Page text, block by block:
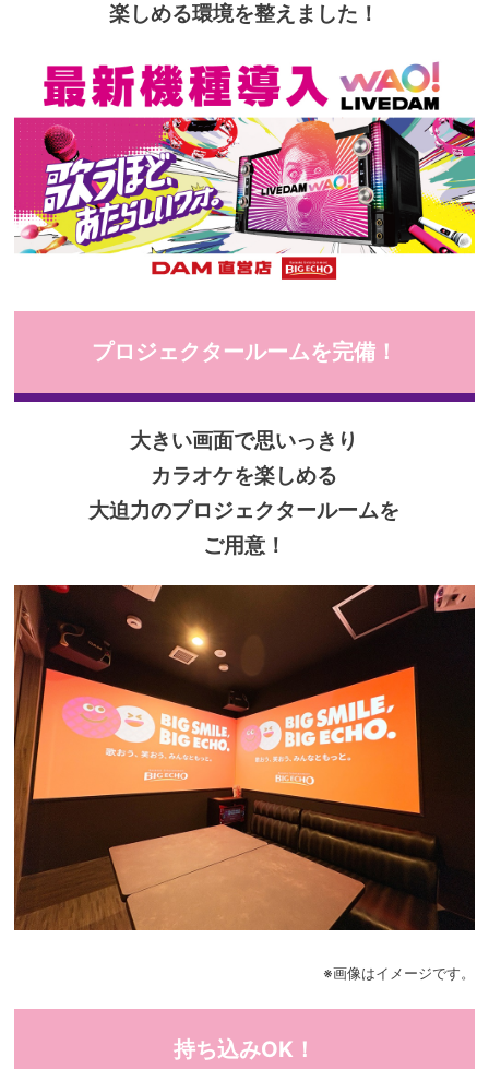
楽しめる環境を整えました！
プロジェクタールームを完備！
大きい画面で思いっきり
カラオケを楽しめる
大迫力のプロジェクタールームを
ご用意！
※画像はイメージです。
持ち込みOK！